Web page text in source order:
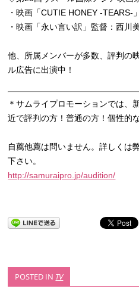
・映画「CUTIE HONEY -TEARS-
・映画「永い言い訳」監督：西川
他、所属メンバーが多数、評判の
ル広告に出演中！
＊サムライプロモーションでは、
近で評判の方！普通の方！個性的
自薦他薦は問いません。詳しくは
下さい。
http://samuraipro.jp/audition/
POSTED IN TV